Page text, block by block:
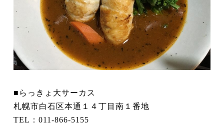
■らっきょ大サーカス
札幌市白石区本通１４丁目南１番地
TEL：011-866-5155